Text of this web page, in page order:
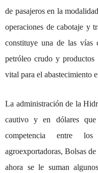
de pasajeros en la
operaciones de cabotaje y
constituye una de las vías
petróleo crudo y productos
vital para el abastecimiento
La administración de la
cautivo y en dólares
competencia entre los
agroexportadoras, Bolsas
ahora se le suman